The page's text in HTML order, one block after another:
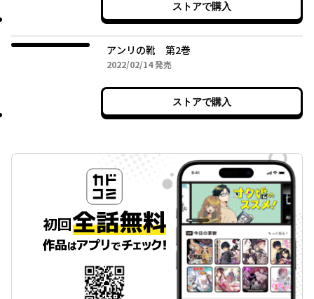
ストアで購入
アンリの靴 第2巻
2022/02/142022年02月14日
発売
ストアで購入